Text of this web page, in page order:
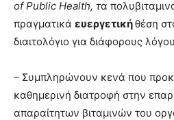
of Public Health, τα
πραγματικά ευεργετικήθέση
διαιτολόγιο για διάφορους
– Συμπληρώνουν κενά που
καθημερινή διατροφή στην
απαραίτητων βιταμινών του